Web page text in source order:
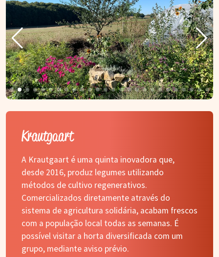
Krautgaart
A Krautgaart é uma quinta inovadora que,
desde 2016, produz legumes utilizando
métodos de cultivo regenerativos.
Comercializados diretamente através do
sistema de agricultura solidária, acabam frescos
com a população local todas as semanas. É
possível visitar a horta diversificada com um
grupo, mediante aviso prévio.